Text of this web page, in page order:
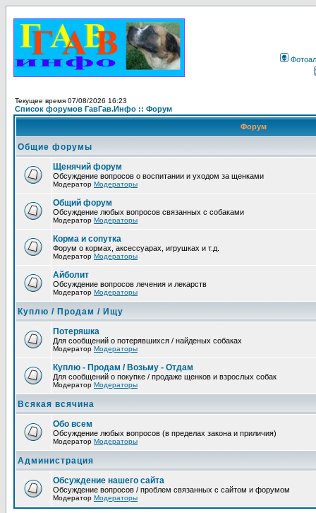
Текущее время 07/08/2026 16:23
Список форумов ГавГав.Инфо :: Форум
Форум
Общие форумы
Щенячий форум
Обсуждение вопросов о воспитании и уходом за щенками
Модератор Модераторы
Общий форум
Обсуждение любых вопросов связанных с собаками
Модератор Модераторы
Корма и сопутка
Форум о кормах, аксессуарах, игрушках и т.д.
Модератор Модераторы
Айболит
Обсуждение вопросов лечения и лекарств
Модератор Модераторы
Куплю / Продам / Ищу
Потеряшка
Для сообщений о потерявшихся / найденых собаках
Модератор Модераторы
Куплю - Продам / Возьму - Отдам
Для сообщений о покупке / продаже щенков и взрослых собак
Модератор Модераторы
Всякая всячина
Обо всем
Обсуждение любых вопросов (в пределах закона и приличия)
Модератор Модераторы
Администрация
Обсуждение нашего сайта
Обсуждение вопросов / проблем связанных с сайтом и форумом
Модератор Модераторы